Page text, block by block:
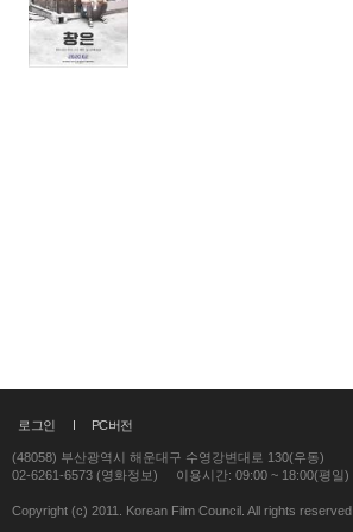
로그인 PC버전
(48058) 부산광역시 해운대구 수영강변대로 130(우동)
02-6261-6573 (영화정보)
이용시간: 09:00 ~ 18:00(평일)
Copyright (c) 2011. Korean Film Council. All rights reserved.